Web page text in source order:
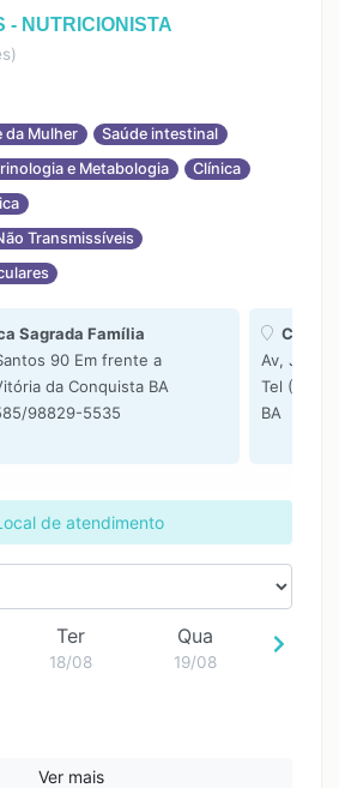
- NUTRICIONISTA
da Mulher
Saúde intestinal
e Metabologia
Clínica
Transmissíveis
Sagrada Família
90 Em frente a
da Conquista BA
98829-5535
Clínica
Av, Jorge
Tel
BA
de atendimento
Ter
18/08
Qua
19/08
Ver mais